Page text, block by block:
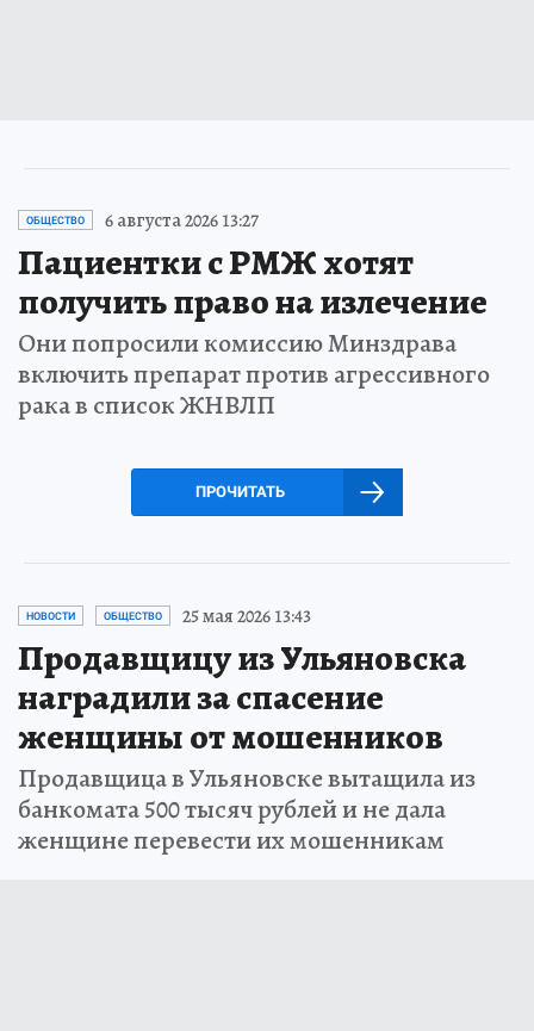
ОБЩЕСТВО 6 августа 2026 13:27
Пациентки с РМЖ хотят
получить право на излечение
Они попросили комиссию Минздрава
включить препарат против агрессивного
рака в список ЖНВЛП
ПРОЧИТАТЬ
НОВОСТИ ОБЩЕСТВО 25 мая 2026 13:43
Продавщицу из Ульяновска
наградили за спасение
женщины от мошенников
Продавщица в Ульяновске вытащила из
банкомата 500 тысяч рублей и не дала
женщине перевести их мошенникам